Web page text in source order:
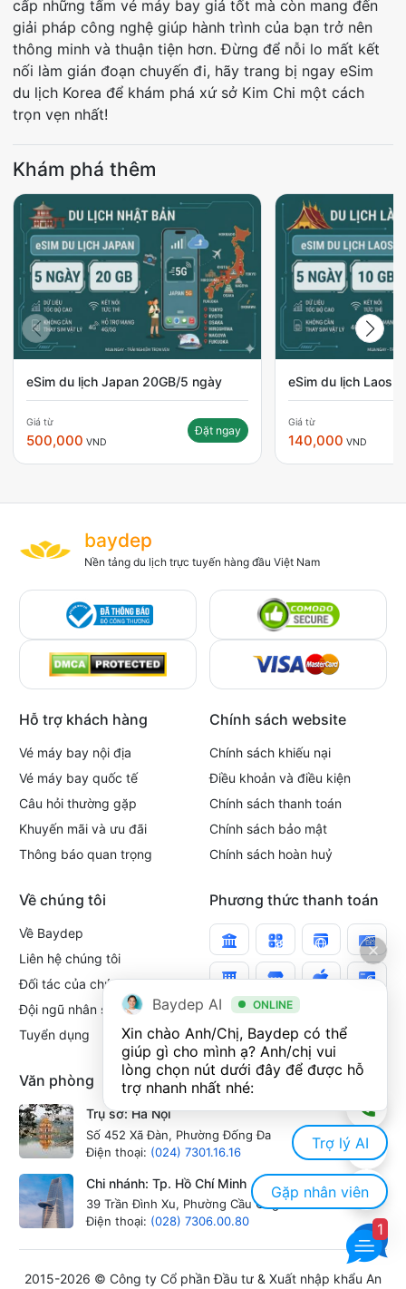
cấp những tấm vé máy bay giá tốt mà còn mang đến
giải pháp công nghệ giúp hành trình của bạn trở nên
thông minh và thuận tiện hơn. Đừng để nỗi lo mất kết
nối làm gián đoạn chuyến đi, hãy trang bị ngay eSim
du lịch Korea để khám phá xứ sở Kim Chi một cách
trọn vẹn nhất!
Khám phá thêm
eSim du lịch Japan 20GB/5 ngày
Giá từ
500,000 VND
Đặt ngay
eSim du lịch Laos
Giá từ
140,000 VND
baydep
Nền tảng du lịch trực tuyến hàng đầu Việt Nam
Hỗ trợ khách hàng
Vé máy bay nội địa
Vé máy bay quốc tế
Câu hỏi thường gặp
Khuyến mãi và ưu đãi
Thông báo quan trọng
Chính sách website
Chính sách khiếu nại
Điều khoản và điều kiện
Chính sách thanh toán
Chính sách bảo mật
Chính sách hoàn huỷ
Về chúng tôi
Về Baydep
Liên hệ chúng tôi
Đối tác của chúng tôi
Đội ngũ nhân sự
Tuyển dụng
Phương thức thanh toán
Văn phòng
Trụ sở: Hà Nội
Số 452 Xã Đàn, Phường Đống Đa
Điện thoại: (024) 7301.16.16
Chi nhánh: Tp. Hồ Chí Minh
39 Trần Đình Xu, Phường Cầu Ông Lãnh
Điện thoại: (028) 7306.00.80
2015-2026 © Công ty Cổ phần Đầu tư & Xuất nhập khẩu An
Baydep AI ONLINE
Xin chào Anh/Chị, Baydep có thể
giúp gì cho mình ạ? Anh/chị vui
lòng chọn nút dưới đây để được hỗ
trợ nhanh nhất nhé:
Trợ lý AI
Gặp nhân viên
1